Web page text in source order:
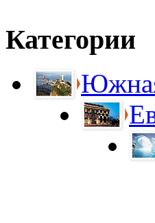
Категории